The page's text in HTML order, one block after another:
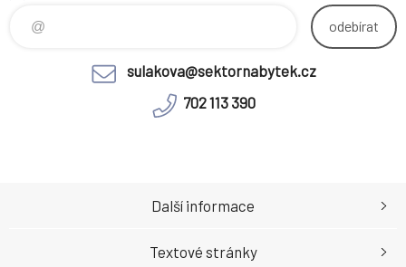
odebírat
sulakova@sektornabytek.cz
702 113 390
Další informace
Textové stránky